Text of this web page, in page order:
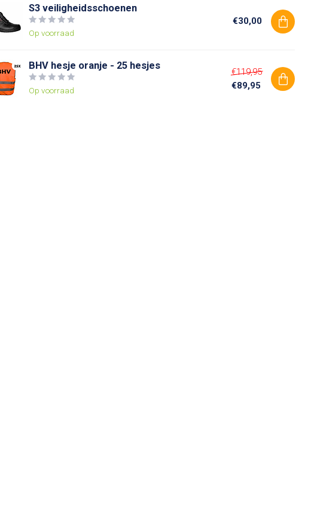
S3 veiligheidsschoenen
Op voorraad
€30,00
BHV hesje oranje - 25 hesjes
Op voorraad
€119,95
€89,95